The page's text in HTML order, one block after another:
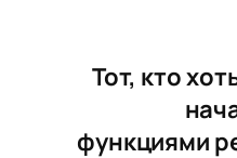
Тот, кто
функциями